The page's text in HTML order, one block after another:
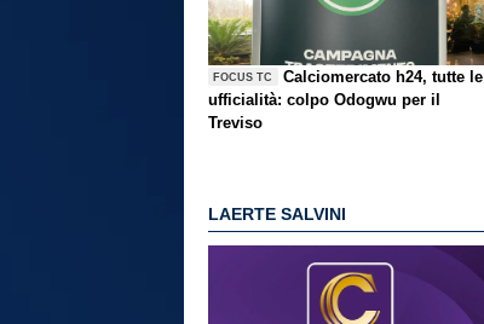
FOCUS TC
Calciomercato h24, tutte le
ufficialità: colpo Odogwu per il
Treviso
LAERTE SALVINI